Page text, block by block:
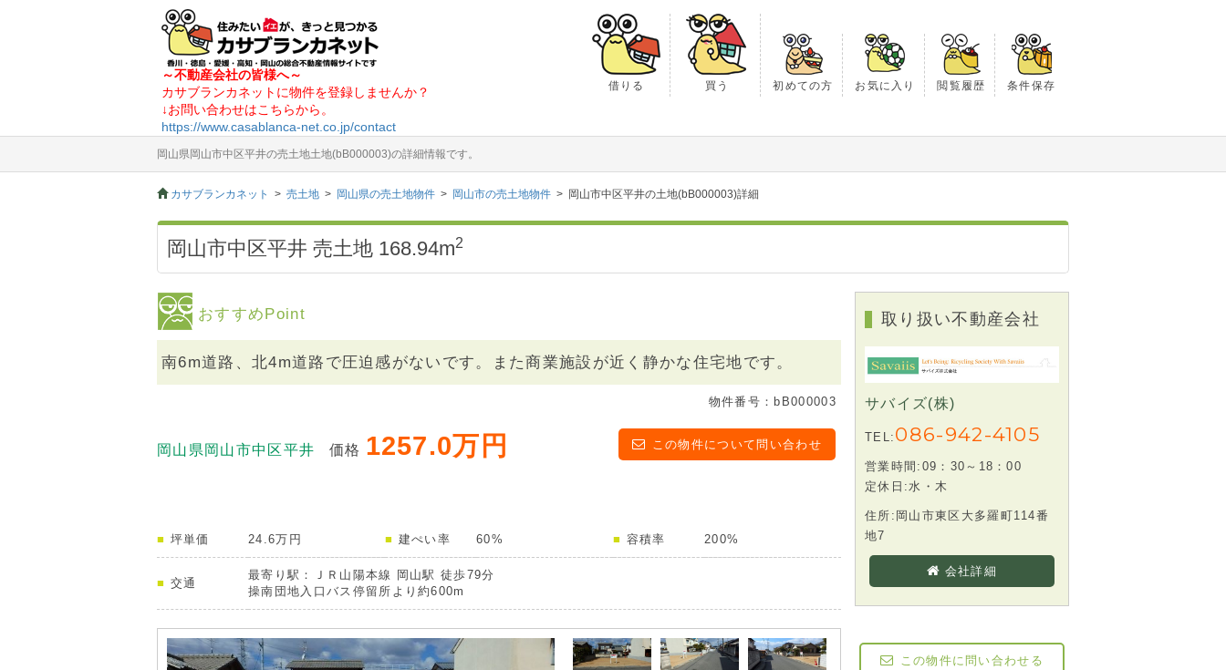
～不動産会社の皆様へ～
カサブランカネットに物件を登録しませんか？
↓お問い合わせはこちらから。
https://www.casablanca-net.co.jp/contact
借りる 買う 初めての方 お気に入り 閲覧履歴 条件保存
岡山県岡山市中区平井の売土地土地(bB000003)の詳細情報です。
カサブランカネット 売土地 岡山県の売土地物件 岡山市の売土地物件 岡山市中区平井の土地(bB000003)詳細
岡山市中区平井 売土地 168.94m2
おすすめPoint
南6m道路、北4m道路で圧迫感がないです。また商業施設が近く静かな住宅地です。
物件番号：bB000003
岡山県岡山市中区平井 価格 1257.0万円 この物件について問い合わせ
坪単価 24.6万円 建ぺい率 60% 容積率 200%
交通
最寄り駅：ＪＲ山陽本線 岡山駅 徒歩79分
操南団地入口バス停留所より約600m
取り扱い不動産会社
サバイズ(株)
TEL: 086-942-4105
営業時間:09：30～18：00
定休日:水・木
住所:岡山市東区大多羅町114番
地7
会社詳細
この物件に問い合わせる